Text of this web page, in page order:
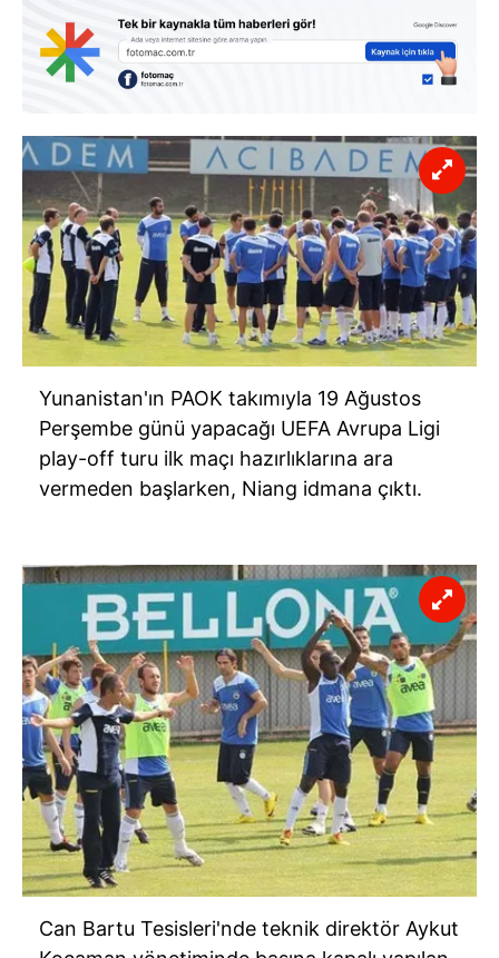
Yunanistan'ın PAOK takımıyla 19 Ağustos
Perşembe günü yapacağı UEFA Avrupa Ligi
play-off turu ilk maçı hazırlıklarına ara
vermeden başlarken, Niang idmana çıktı.
Can Bartu Tesisleri'nde teknik direktör Aykut